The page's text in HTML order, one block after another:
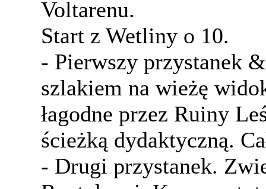
Voltarenu.
Start z Wetliny o 10.
- Pierwszy przystanek
szlakiem na wieżę
łagodne przez Ruiny
ścieżką dydaktyczną.
- Drugi przystanek.